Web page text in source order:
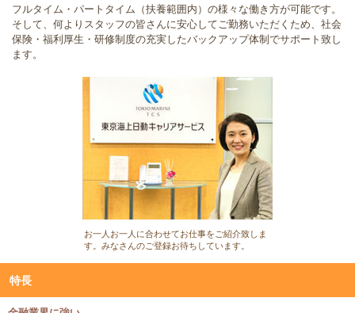
フルタイム・パートタイム（扶養範囲内）の様々な働き方が可能です。
そして、何よりスタッフの皆さんに安心してご勤務いただくため、社会
保険・福利厚生・研修制度の充実したバックアップ体制でサポート致し
ます。
お一人お一人に合わせてお仕事をご紹介致しま
す。みなさんのご登録お待ちしています。
特長